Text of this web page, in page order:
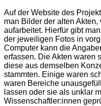
Auf der Website des
man Bilder der alten
aufarbeitet. Hierfür gibt
der jeweiligen Fotos in
Computer kann die
erfassen. Die Akten waren
diese aus demselben
stammten. Einige waren
waren Bereiche
lassen oder sie als unklar
Wissenschaftler:innen